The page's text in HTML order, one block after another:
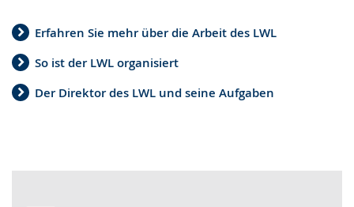
Erfahren Sie mehr über die Arbeit des LWL
So ist der LWL organisiert
Der Direktor des LWL und seine Aufgaben